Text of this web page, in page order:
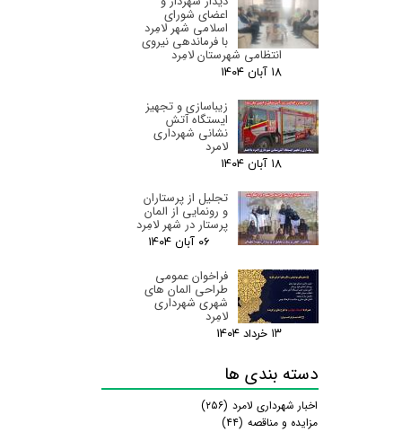
اعضای شورای
اسلامی شهر لامِرد
با فرماندهی نیروی
انتظامی شهرستان لامِرد
۱۸ آبان ۰۴
زیباسازی و تجهیز
ایستگاه آتش
نشانی شهرداری
لامرد
۱۸ آبان ۰۴
تجلیل از پرستاران
و رونمایی از المان
پرستار در شهر لامِرد
۰۶ آبان ۰۴
فراخوان عمومی
طراحی المان های
شهری شهرداری
لامِرد
۱۳ خرداد ۰۴
دسته بندی ها
اخبار شهرداری لامرد (۲۵۶)
مزایده و مناقصه (۴۴)